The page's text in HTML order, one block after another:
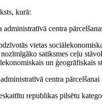
kurā:
administratīvā centra
vietas
satiksmes ceļu
un ģeogrāfiskais
centra
republikas pilsētu